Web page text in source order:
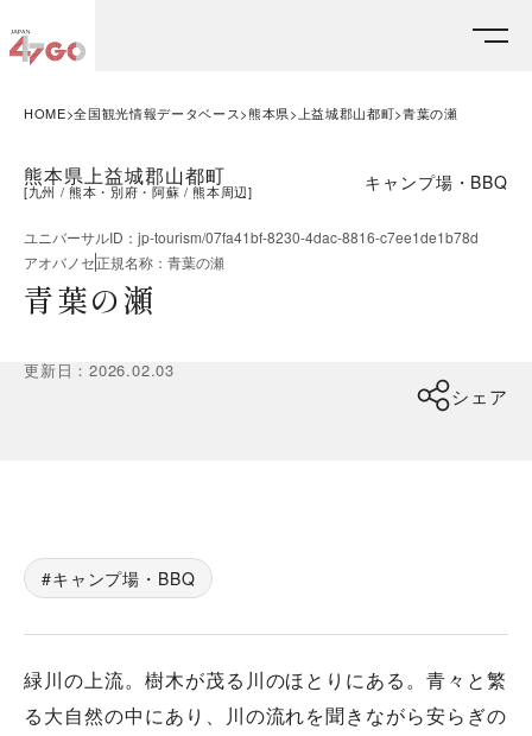
HOME 全国観光情報データベース 熊本県 上益城郡山都町 青葉の瀬
熊本県上益城郡山都町
[九州 熊本・別府・阿蘇 熊本周辺] キャンプ場・BBQ
ユニバーサルID ： jp-tourism/07fa41bf-8230-4dac-8816-c7ee1de1b78d
アオバノセ正規名称 ： 青葉の瀬
青葉の瀬
更新日 ：2026.02.03
シェア
キャンプ場・BBQ
緑川の上流。樹木が茂る川のほとりにある。青々と繁
る大自然の中にあり、川の流れを聞きながら安らぎの